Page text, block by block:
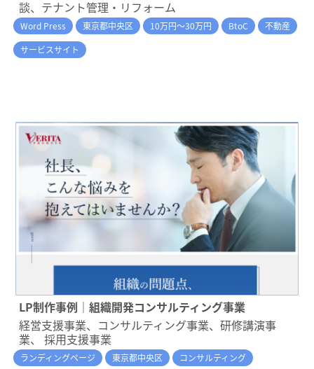
談、テナント管理・リフォーム
Word Press 東京都中央区 10万円～30万円 BtoC
不動産
サービスサイト
LP制作事例｜組織開発コンサルティング事業
経営支援事業、コンサルティング事業、研修講演事
業、 採用支援事業
ランディングページ 東京都中央区
コンサルティング